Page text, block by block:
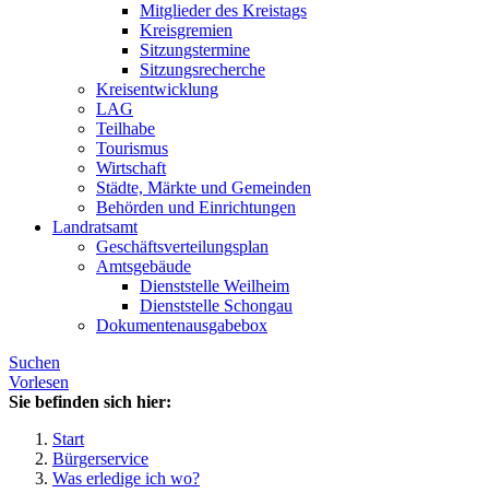
Mitglieder des Kreistags
Kreisgremien
Sitzungstermine
Sitzungsrecherche
Kreisentwicklung
LAG
Teilhabe
Tourismus
Wirtschaft
Städte, Märkte und Gemeinden
Behörden und Einrichtungen
Landratsamt
Geschäftsverteilungsplan
Amtsgebäude
Dienststelle Weilheim
Dienststelle Schongau
Dokumentenausgabebox
Suchen
Vorlesen
Sie befinden sich hier:
Start
Bürgerservice
Was erledige ich wo?